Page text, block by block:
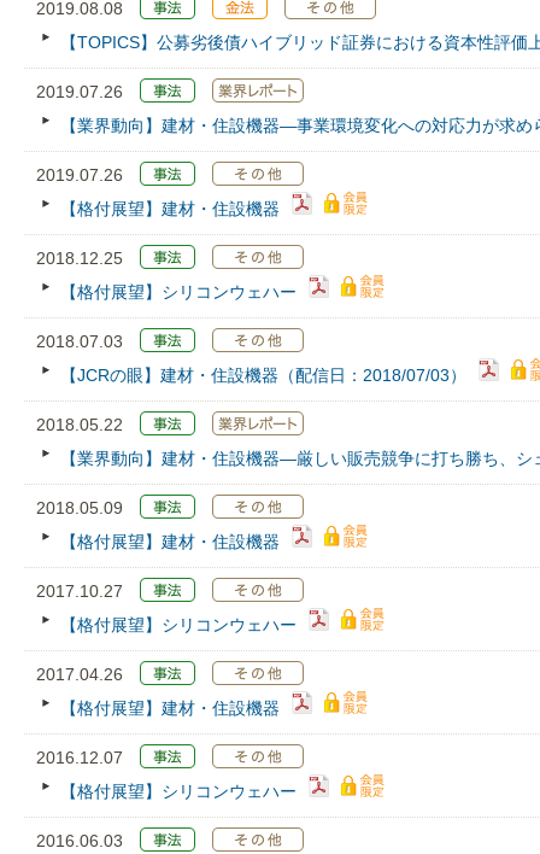
2019.08.08
【TOPICS】公募劣後債ハイブリッド証券における資本性評価
2019.07.26
【業界動向】建材・住設機器―事業環境変化への対応力が求
2019.07.26
【格付展望】建材・住設機器
2018.12.25
【格付展望】シリコンウェハー
2018.07.03
【JCRの眼】建材・住設機器（配信日：2018/07/03）
2018.05.22
【業界動向】建材・住設機器―厳しい販売競争に打ち勝ち、
2018.05.09
【格付展望】建材・住設機器
2017.10.27
【格付展望】シリコンウェハー
2017.04.26
【格付展望】建材・住設機器
2016.12.07
【格付展望】シリコンウェハー
2016.06.03